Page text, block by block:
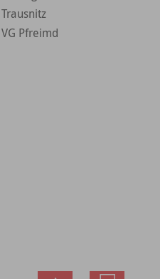
Trausnitz
VG Pfreimd